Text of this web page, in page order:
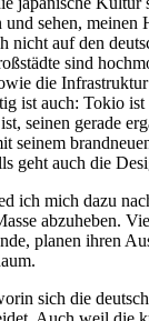
und sehen, meinen
nicht auf den
sind
die
ist auch: Tokio
seinen gerade
seinem
geht auch die
ich mich dazu
abzuheben.
planen ihren
sich die